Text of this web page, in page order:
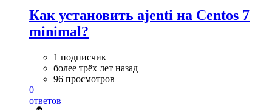
Как установить ajenti на Centos 7
minimal?
1 подписчик
более трёх лет назад
96 просмотров
0
ответов